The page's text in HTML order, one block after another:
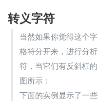
转义字符
当然如果你觉得这个
格符分开来，进行分
符，当它们有反斜杠
图所示：
下面的实例显示了一